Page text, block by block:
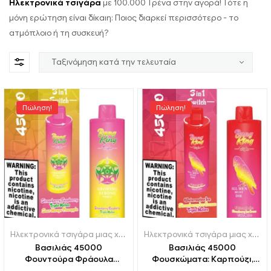
Ηλεκτρονικά τσιγάρα με 100.000 Τρένα στην αγορά! Τότε η
μόνη ερώτηση είναι δίκαιη: Ποιος διαρκεί περισσότερο - το
ατμόπλοιο ή τη συσκευή?
Πώληση!
Ηλεκτρονικά τσιγάρα μιας χρήσης Γερμανία ,Ηλεκτρονικά
Βασιλιάς 45000
Φουντούρα Φράουλα
Πώληση!
Ηλεκτρονικά τσιγάρα μιας χρήσης Γερμανία
Βασιλιάς 45000
Φουσκώματα: Καρπούζι,